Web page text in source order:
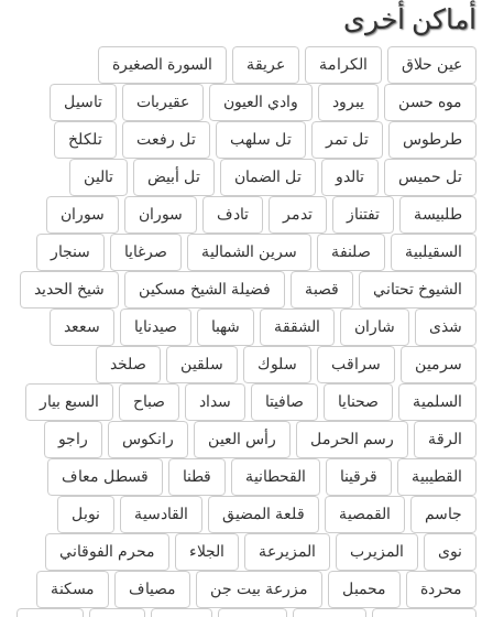
أماكن أخرى
عين حلاق الكرامة عريقة السورة الصغيرة
موه حسن يبرود وادي العيون عقيربات تاسيل
طرطوس تل تمر تل سلهب تل رفعت تلكلخ
تل حميس تالدو تل الضمان تل أبيض تالين
طلبيسة تفتناز تدمر تادف سوران سوران
السقيلبية صلنفة سرين الشمالية صرغايا سنجار
الشيوخ تحتاني قصبة فضيلة الشيخ مسكين شيخ الحديد
شذى شاران الشققة شهبا صيدنايا سععد
سرمين سراقب سلوك سلقين صلخد
السلمية صحنايا صافيتا سداد صباح السبع بيار
الرقة رسم الحرمل رأس العين رانكوس راجو
القطيبية قرقينا القحطانية قطنا قسطل معاف
جاسم القمصية قلعة المضيق القادسية نوبل
نوى المزيرب المزيرعة الجلاء محرم الفوقاني
محردة محمبل مزرعة بيت جن مصياف مسكنة